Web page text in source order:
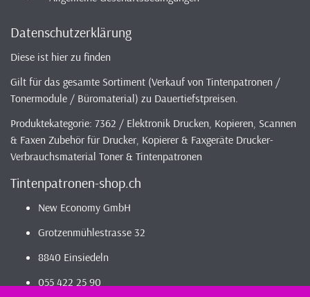
Datenschutzerklärung
Diese ist hier zu finden
Gilt für das gesamte Sortiment (Verkauf von Tintenpatronen /
Tonermodule / Büromaterial) zu Dauertiefstpreisen.
Produktekategorie: 7362 / Elektronik Drucken, Kopieren, Scannen
& Faxen Zubehör für Drucker, Kopierer & Faxgeräte Drucker-
Verbrauchsmaterial Toner & Tintenpatronen
Tintenpatronen-shop.ch
New Economy GmbH
Grotzenmühlestrasse 32
8840 Einsiedeln
055 422 25 90